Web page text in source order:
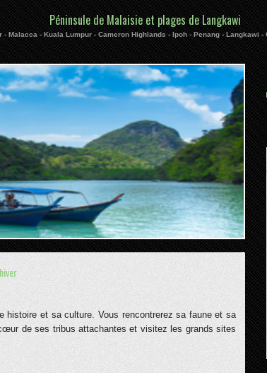
Péninsule de Malaisie et plages de Langkawi
- Malacca - Kuala Lumpur - Cameron Highlands - Ipoh - Penang - Langkawi -
histoire et sa culture. Vous rencontrerez sa faune et sa
de ses tribus attachantes et visitez les grands sites